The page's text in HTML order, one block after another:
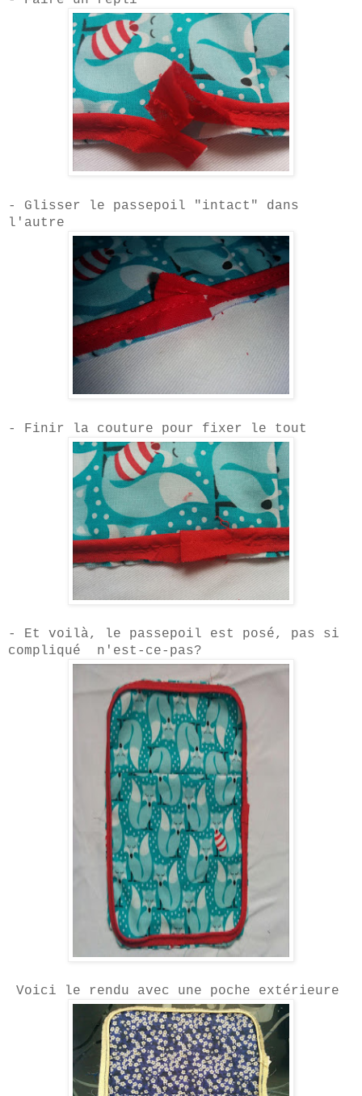
- Glisser le passepoil "intact" dans
l'autre
- Finir la couture pour fixer le tout
- Et voilà, le passepoil est posé, pas si
compliqué n'est-ce-pas?
Voici le rendu avec une poche extérieure